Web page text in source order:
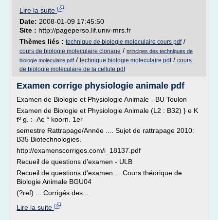
Lire la suite
Date: 2008-01-09 17:45:50
Site : http://pageperso.lif.univ-mrs.fr
Thèmes liés : technique de biologie moleculaire cours pdf/
cours de biologie moleculaire clonage / principes des techniques de
biologie moleculaire pdf / technique biologie moleculaire pdf/ cours
de biologie moleculaire de la cellule pdf
Examen corrige physiologie animale pdf
Examen de Biologie et Physiologie Animale - BU Toulon
Examen de Biologie et Physiologie Animale (L2 : B32) } e K
tº g. :- Ae * koorn. 1er
semestre Rattrapage/Année .... Sujet de rattrapage 2010:
B35 Biotechnologies.
http://examenscorriges.com/i_18137.pdf
Recueil de questions d'examen - ULB
Recueil de questions d'examen ... Cours théorique de
Biologie Animale BGU04
(?ref) ... Corrigés des...
Lire la suite